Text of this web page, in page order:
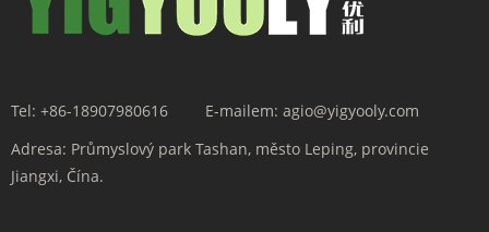
Tel: +86-18907980616 E-mailem: agio@yigyooly.com
Adresa: Průmyslový park Tashan, město Leping, provincie
Jiangxi, Čína.